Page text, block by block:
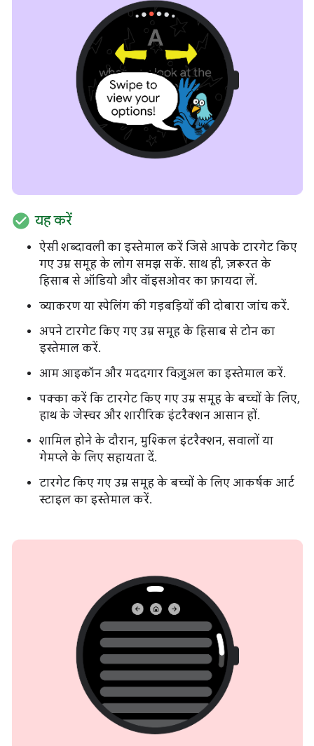
check_circle यह करें
ऐसी शब्दावली का इस्तेमाल करें जिसे आपके टारगेट किए
गए उम्र समूह के लोग समझ सकें. साथ ही, ज़रूरत के
हिसाब से ऑडियो और वॉइसओवर का फ़ायदा लें.
व्याकरण या स्पेलिंग की गड़बड़ियों की दोबारा जांच करें.
अपने टारगेट किए गए उम्र समूह के हिसाब से टोन का
इस्तेमाल करें.
आम आइकॉन और मददगार विज़ुअल का इस्तेमाल करें.
पक्का करें कि टारगेट किए गए उम्र समूह के बच्चों के लिए,
हाथ के जेस्चर और शारीरिक इंटरैक्शन आसान हों.
शामिल होने के दौरान, मुश्किल इंटरैक्शन, सवालों या
गेमप्ले के लिए सहायता दें.
टारगेट किए गए उम्र समूह के बच्चों के लिए आकर्षक आर्ट
स्टाइल का इस्तेमाल करें.